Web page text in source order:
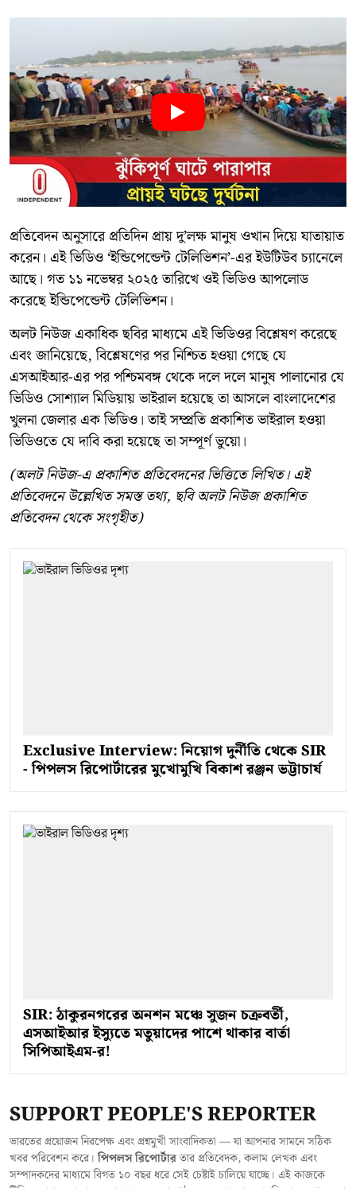
প্রতিবেদন অনুসারে প্রতিদিন প্রায় দু’লক্ষ মানুষ ওখান দিয়ে যাতায়াত
করেন। এই ভিডিও ‘ইন্ডিপেন্ডেন্ট টেলিভিশন’-এর ইউটিউব চ্যানেলে
আছে। গত ১১ নভেম্বর ২০২৫ তারিখে ওই ভিডিও আপলোড
করেছে ইন্ডিপেন্ডেন্ট টেলিভিশন।
অলট নিউজ একাধিক ছবির মাধ্যমে এই ভিডিওর বিশ্লেষণ করেছে
এবং জানিয়েছে, বিশ্লেষণের পর নিশ্চিত হওয়া গেছে যে
এসআইআর-এর পর পশ্চিমবঙ্গ থেকে দলে দলে মানুষ পালানোর যে
ভিডিও সোশ্যাল মিডিয়ায় ভাইরাল হয়েছে তা আসলে বাংলাদেশের
খুলনা জেলার এক ভিডিও। তাই সম্প্রতি প্রকাশিত ভাইরাল হওয়া
ভিডিওতে যে দাবি করা হয়েছে তা সম্পূর্ণ ভুয়ো।
(অলট নিউজ-এ প্রকাশিত প্রতিবেদনের ভিত্তিতে লিখিত। এই
প্রতিবেদনে উল্লেখিত সমস্ত তথ্য, ছবি অলট নিউজ প্রকাশিত
প্রতিবেদন থেকে সংগৃহীত)
Exclusive Interview: নিয়োগ দুর্নীতি থেকে SIR
- পিপলস রিপোর্টারের মুখোমুখি বিকাশ রঞ্জন ভট্টাচার্য
SIR: ঠাকুরনগরের অনশন মঞ্চে সুজন চক্রবর্তী,
এসআইআর ইস্যুতে মতুয়াদের পাশে থাকার বার্তা
সিপিআইএম-র!
SUPPORT PEOPLE'S REPORTER
ভারতের প্রয়োজন নিরপেক্ষ এবং প্রশ্নমুখী সাংবাদিকতা — যা আপনার সামনে সঠিক
খবর পরিবেশন করে।পিপলস রিপোর্টারতার প্রতিবেদক, কলাম লেখক এবং
সম্পাদকদের মাধ্যমে বিগত ১০ বছর ধরে সেই চেষ্টাই চালিয়ে যাচ্ছে। এই কাজকে